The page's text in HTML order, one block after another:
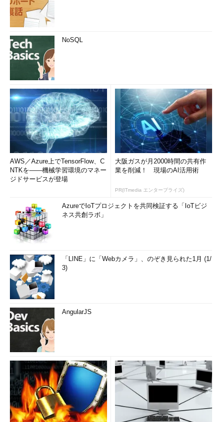
NoSQL
AWS／Azure上でTensorFlow、C
NTKを――機械学習環境のマネー
ジドサービスが登場
大阪ガスが月2000時間の共有作
業を削減！ 現場のAI活用術
PR(ITmedia エンタープライズ)
AzureでIoTプロジェクトを共同検証する「IoTビジ
ネス共創ラボ」
「LINE」に「Webカメラ」、のぞき見られた1月 (1/
3)
AngularJS